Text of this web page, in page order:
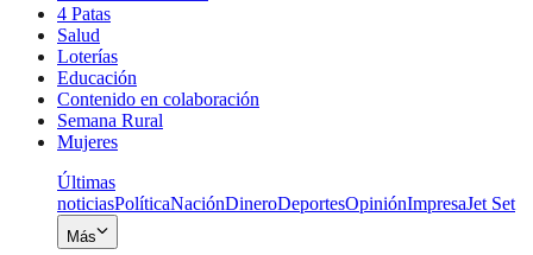
4 Patas
Salud
Loterías
Educación
Contenido en colaboración
Semana Rural
Mujeres
Últimas
noticiasPolíticaNaciónDineroDeportesOpiniónImpresaJet Set
Más